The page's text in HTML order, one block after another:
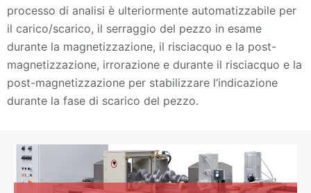
processo di analisi è ulteriormente automatizzabile per
il carico/scarico, il serraggio del pezzo in esame
durante la magnetizzazione, il risciacquo e la post-
magnetizzazione, irrorazione e durante il risciacquo e la
post-magnetizzazione per stabilizzare l’indicazione
durante la fase di scarico del pezzo.